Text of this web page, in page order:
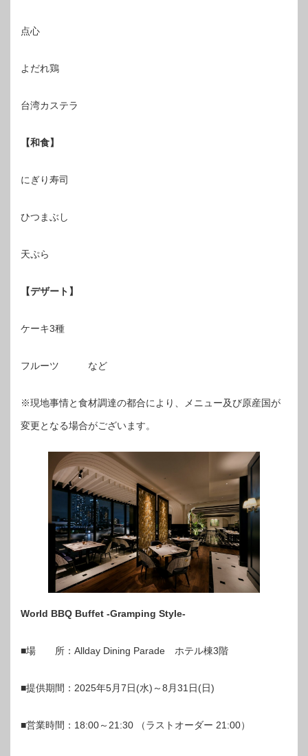
点心
よだれ鶏
台湾カステラ
【和食】
にぎり寿司
ひつまぶし
天ぷら
【デザート】
ケーキ3種
フルーツ など
※現地事情と食材調達の都合により、メニュー及び原産国が
変更となる場合がございます。
World BBQ Buffet -Gramping Style-
■場 所：Allday Dining Parade ホテル棟3階
■提供期間：2025年5月7日(水)～8月31日(日)
■営業時間：18:00～21:30 （ラストオーダー 21:00）